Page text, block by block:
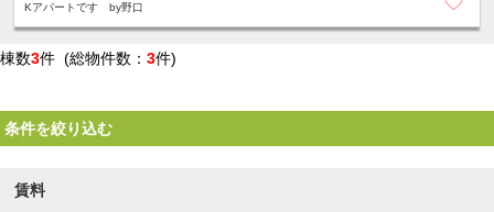
Kアパートです by野口
棟数3件 (総物件数： 3件)
条件を絞り込む
賃料